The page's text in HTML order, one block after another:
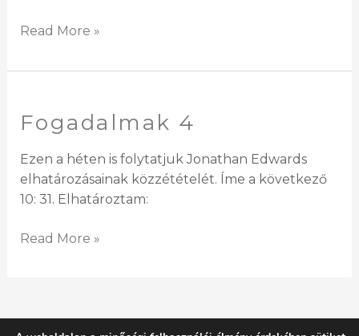
Read More »
Fogadalmak 4
Ezen a héten is folytatjuk Jonathan Edwards
elhatározásainak közzétételét. Íme a következő
10: 31. Elhatároztam:
Fogadalmak
Read More »